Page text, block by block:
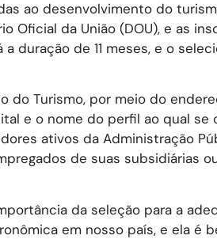
ao desenvolvimento do
Oficial da União (DOU), e as
duração de 11 meses, e o
do Turismo, por meio do
e o nome do perfil ao qual se
ativos da Administração
de suas subsidiárias
da seleção para a
em nosso país, e ela é